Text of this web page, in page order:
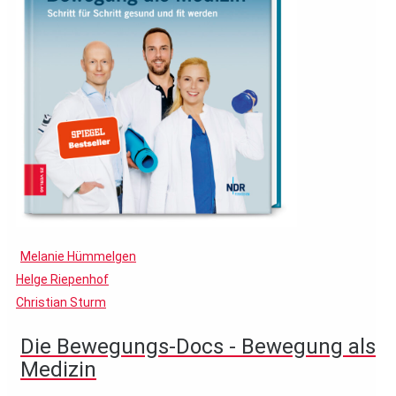
Melanie Hümmelgen
Helge Riepenhof
Christian Sturm
Die Bewegungs-Docs - Bewegung als
Medizin